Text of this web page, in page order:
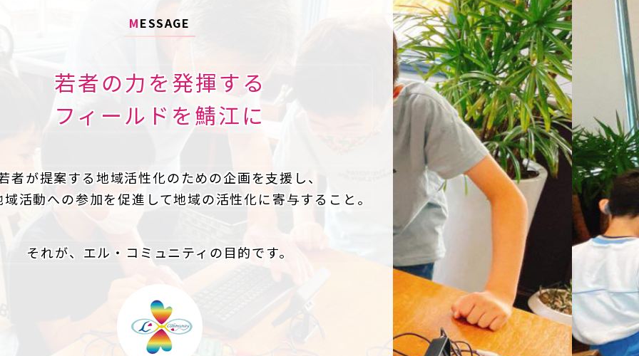
MESSAGE
若者の力を発揮する
フィールドを鯖江に
者が提案する地域活性化のための企画を支援し、
活動への参加を促進して地域の活性化に寄与すること。
それが、エル・コミュニティの目的です。